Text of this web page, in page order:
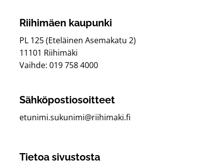
Riihimäen kaupunki
PL 125 (Eteläinen Asemakatu 2)
11101 Riihimäki
Vaihde: 019 758 4000
Sähköpostiosoitteet
etunimi.sukunimi@riihimaki.fi
Tietoa sivustosta